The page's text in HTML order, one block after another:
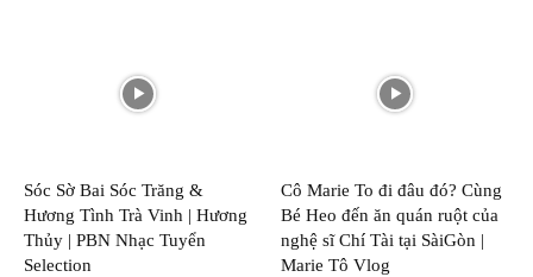
Sóc Sờ Bai Sóc Trăng &
Hương Tình Trà Vinh | Hương
Thủy | PBN Nhạc Tuyển
Selection
Cô Marie To đi đâu đó? Cùng
Bé Heo đến ăn quán ruột của
nghệ sĩ Chí Tài tại SàiGòn |
Marie Tô Vlog